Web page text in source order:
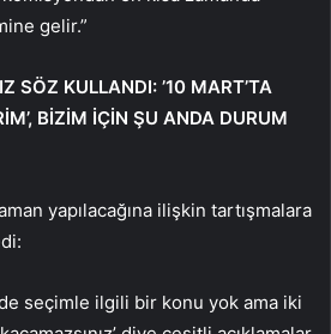
gelir.”
SÖZ KULLANDI: ’10 MART’TA
BİZİM İÇİN ŞU ANDA DURUM
yapılacağına ilişkin tartışmalara
seçimle ilgili bir konu yok ama iki